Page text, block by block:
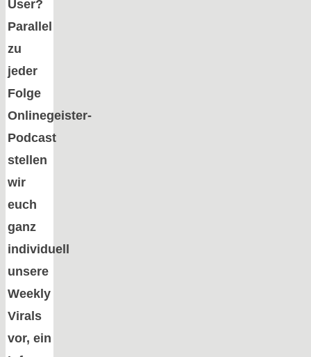
User?
Parallel
zu
jeder
Folge
Onlinegeister-
Podcast
stellen
wir
euch
ganz
individuell
unsere
Weekly
Virals
vor, ein